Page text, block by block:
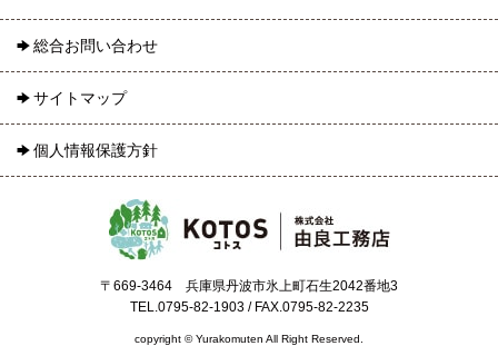
総合お問い合わせ
サイトマップ
個人情報保護方針
〒669-3464 兵庫県丹波市氷上町石生2042番地3
TEL.0795-82-1903 / FAX.0795-82-2235
copyright © Yurakomuten All Right Reserved.